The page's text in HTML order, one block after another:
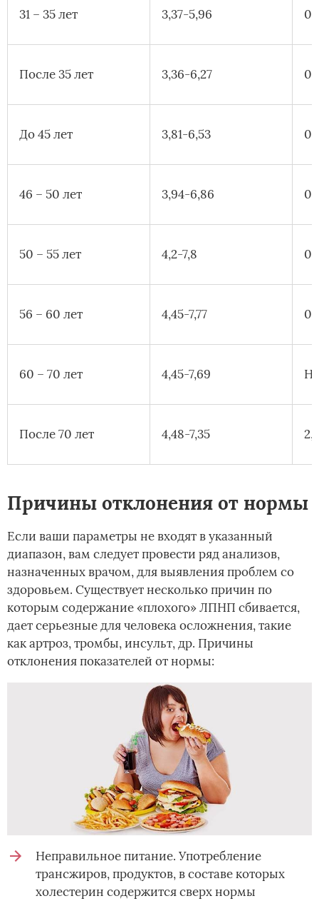
31 – 35 лет 3,37-5,96
После 35 лет 3,36-6,27
До 45 лет 3,81-6,53
46 – 50 лет 3,94-6,86
50 – 55 лет 4,2-7,8
56 – 60 лет 4,45-7,77
60 – 70 лет 4,45-7,69
После 70 лет 4,48-7,35
Причины отклонения от нормы
Если ваши параметры не входят в указанный
диапазон, вам следует провести ряд анализов,
назначенных врачом, для выявления проблем со
здоровьем. Существует несколько причин по
которым содержание «плохого» ЛПНП сбивается,
дает серьезные для человека осложнения, такие
как артроз, тромбы, инсульт, др. Причины
отклонения показателей от нормы:
Неправильное питание. Употребление
трансжиров, продуктов, в составе которых
холестерин содержится сверх нормы